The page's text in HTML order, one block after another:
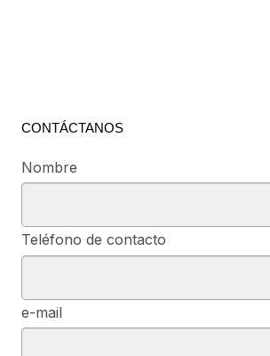
CONTÁCTANOS
Nombre
Teléfono de contacto
e-mail